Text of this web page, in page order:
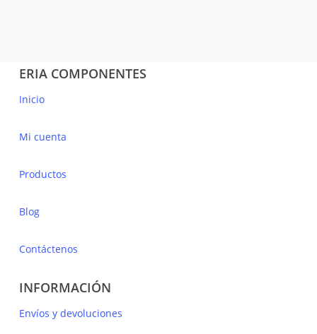
ERIA COMPONENTES
Inicio
Mi cuenta
Productos
Blog
Contáctenos
INFORMACIÓN
Envíos y devoluciones